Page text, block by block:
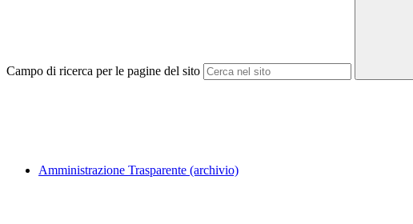
Campo di ricerca per le pagine del sito
Amministrazione Trasparente (archivio)